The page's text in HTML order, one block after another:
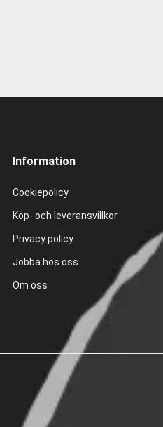
Information
Cookiepolicy
Köp- och leveransvillkor
Privacy policy
Jobba hos oss
Om oss